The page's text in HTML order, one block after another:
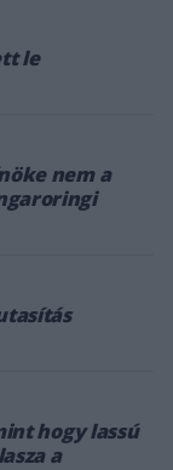
le
nem a
hogy lassú
a